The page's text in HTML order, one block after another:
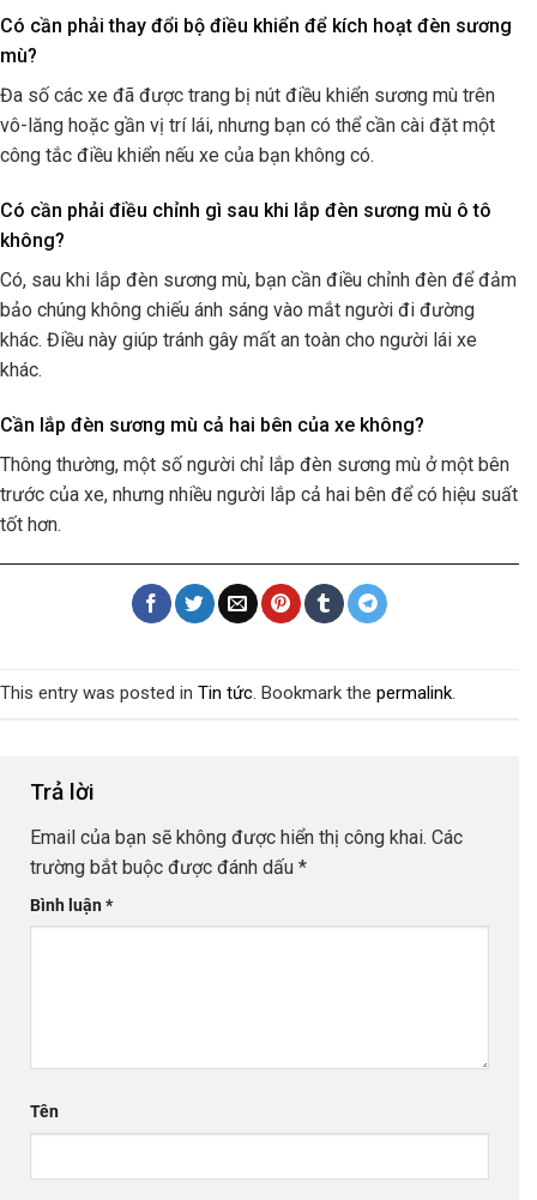
Có cần phải thay đổi bộ điều khiển để kích hoạt đèn sương
mù?
Đa số các xe đã được trang bị nút điều khiển sương mù trên
vô-lăng hoặc gần vị trí lái, nhưng bạn có thể cần cài đặt một
công tắc điều khiển nếu xe của bạn không có.
Có cần phải điều chỉnh gì sau khi lắp đèn sương mù ô tô
không?
Có, sau khi lắp đèn sương mù, bạn cần điều chỉnh đèn để đảm
bảo chúng không chiếu ánh sáng vào mắt người đi đường
khác. Điều này giúp tránh gây mất an toàn cho người lái xe
khác.
Cần lắp đèn sương mù cả hai bên của xe không?
Thông thường, một số người chỉ lắp đèn sương mù ở một bên
trước của xe, nhưng nhiều người lắp cả hai bên để có hiệu suất
tốt hơn.
This entry was posted in Tin tức. Bookmark the permalink.
Trả lời
Email của bạn sẽ không được hiển thị công khai. Các
trường bắt buộc được đánh dấu *
Bình luận *
Tên